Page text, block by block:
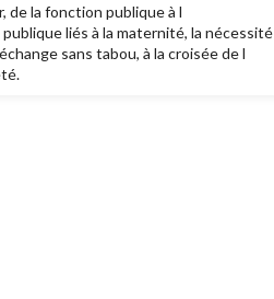
de la fonction publique à l
liés à la maternité, la nécessité
sans tabou, à la croisée de l